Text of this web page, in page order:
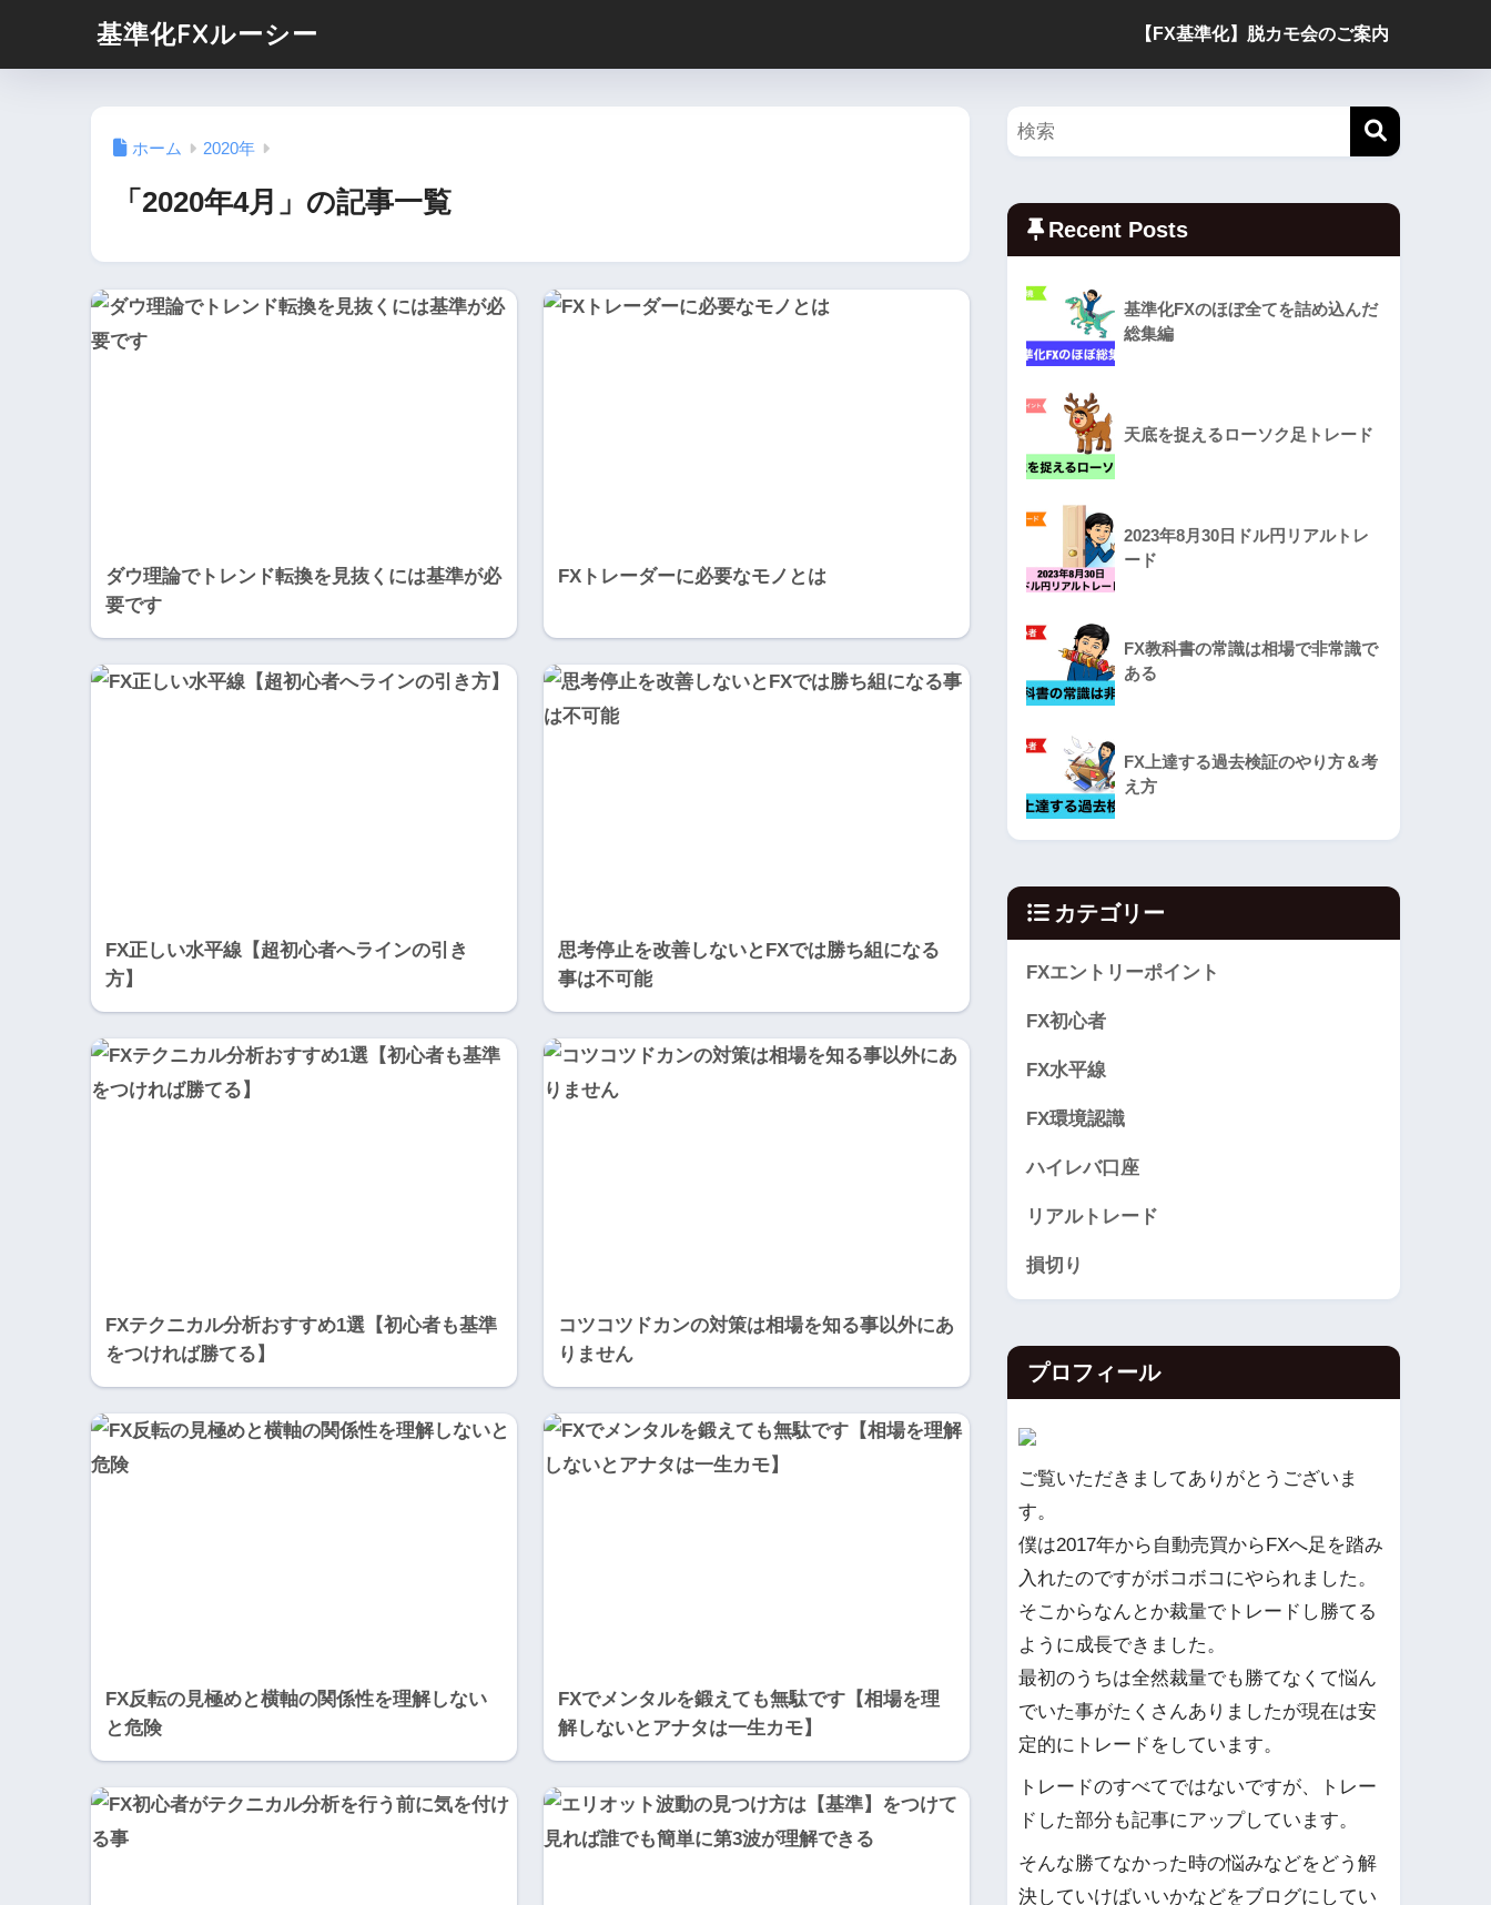
基準化FXルーシー 【FX基準化】脱カモ会のご案内
ホーム 2020年
「2020年4月」の記事一覧
ダウ理論でトレンド転換を見抜くには基準が必
要です
FXトレーダーに必要なモノとは
FX正しい水平線【超初心者へラインの引き
方】
思考停止を改善しないとFXでは勝ち組になる
事は不可能
FXテクニカル分析おすすめ1選【初心者も基準
をつければ勝てる】
コツコツドカンの対策は相場を知る事以外にあ
りません
FX反転の見極めと横軸の関係性を理解しない
と危険
FXでメンタルを鍛えても無駄です【相場を理
解しないとアナタは一生カモ】
Recent Posts
基準化FXのほぼ全てを詰め込んだ
総集編
天底を捉えるローソク足トレード
2023年8月30日ドル円リアルトレ
ード
FX教科書の常識は相場で非常識で
ある
FX上達する過去検証のやり方＆考
え方
カテゴリー
FXエントリーポイント
FX初心者
FX水平線
FX環境認識
ハイレバ口座
リアルトレード
損切り
プロフィール
ご覧いただきましてありがとうございま
す。
僕は2017年から自動売買からFXへ足を踏み
入れたのですがボコボコにやられました。
そこからなんとか裁量でトレードし勝てる
ように成長できました。
最初のうちは全然裁量でも勝てなくて悩ん
でいた事がたくさんありましたが現在は安
定的にトレードをしています。
トレードのすべてではないですが、トレー
ドした部分も記事にアップしています。
そんな勝てなかった時の悩みなどをどう解
決していけばいいかなどをブログにしてい